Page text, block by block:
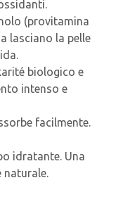
(provitamina
lasciano la pelle
biologico e
intenso e
facilmente.
idratante. Una
naturale.